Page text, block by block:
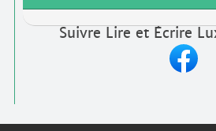
Suivre Lire et Écrire